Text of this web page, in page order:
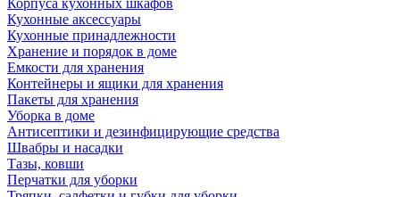
Корпуса кухонных шкафов
Кухонные аксессуары
Кухонные принадлежности
Хранение и порядок в доме
Емкости для хранения
Контейнеры и ящики для хранения
Пакеты для хранения
Уборка в доме
Антисептики и дезинфицирующие средства
Швабры и насадки
Тазы, ковши
Перчатки для уборки